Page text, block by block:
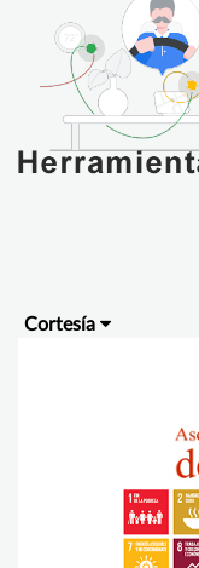
Cortesía